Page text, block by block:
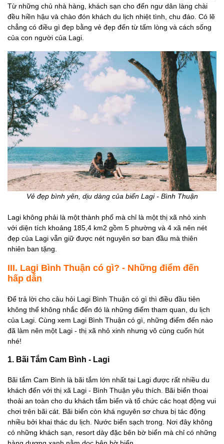
Từ những chủ nhà hàng, khách sạn cho đến ngư dân làng chài
đều hiền hậu và chào đón khách du lịch nhiệt tình, chu đáo. Có lẽ
chẳng có điều gì đẹp bằng vẻ đẹp đến từ tấm lòng và cách sống
của con người của Lagi.
Vẻ đẹp bình yên, dịu dàng của biển Lagi - Bình Thuận
Lagi không phải là một thành phố mà chỉ là một thị xã nhỏ xinh
với diện tích khoảng 185,4 km2 gồm 5 phường và 4 xã nên nét
đẹp của Lagi vẫn giữ được nét nguyên sơ ban đầu mà thiên
nhiên ban tặng.
III. Lagi Bình Thuận có gì? - Những điểm đến
hấp dẫn
Để trả lời cho câu hỏi Lagi Bình Thuận có gì thì điều đầu tiên
không thể không nhắc đến đó là những điểm tham quan, du lịch
của Lagi. Cùng xem Lagi Bình Thuận có gì, những điểm đến nào
đã làm nên một Lagi - thị xã nhỏ xinh nhưng vô cùng cuốn hút
nhé!
1. Bãi Tắm Cam Bình - Lagi
Bãi tắm Cam Bình là bãi tắm lớn nhất tại Lagi được rất nhiều du
khách đến với thị xã Lagi - Bình Thuận yêu thích. Bãi biển thoai
thoải an toàn cho du khách tắm biển và tổ chức các hoạt động vui
chơi trên bãi cát. Bãi biển còn khá nguyên sơ chưa bị tác động
nhiều bởi khai thác du lịch. Nước biển sạch trong. Nơi đây không
có những khách sạn, resort dày đặc bên bờ biển mà chỉ có những